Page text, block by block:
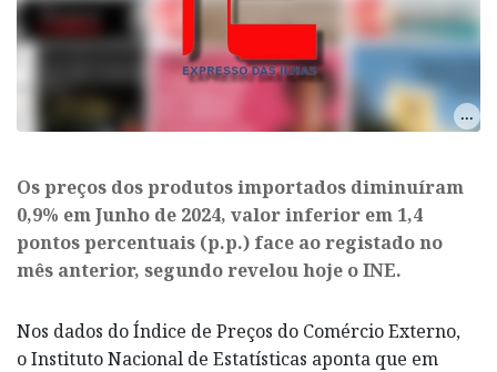
Os preços dos produtos importados diminuíram
0,9% em Junho de 2024, valor inferior em 1,4
pontos percentuais (p.p.) face ao registado no
mês anterior, segundo revelou hoje o INE.
Nos dados do Índice de Preços do Comércio Externo,
o Instituto Nacional de Estatísticas aponta que em